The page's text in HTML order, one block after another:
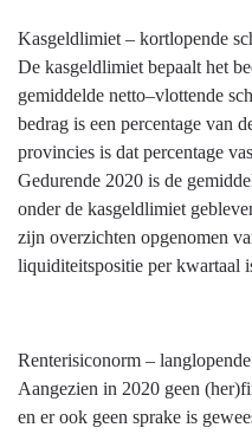
Kasgeldlimiet – kortlopende
De kasgeldlimiet bepaalt het
gemiddelde netto–vlottende
bedrag is een percentage van
provincies is dat percentage
Gedurende 2020 is de
onder de kasgeldlimiet
zijn overzichten opgenomen
liquiditeitspositie per kwartaal
Renterisiconorm –
Aangezien in 2020 geen
en er ook geen sprake is